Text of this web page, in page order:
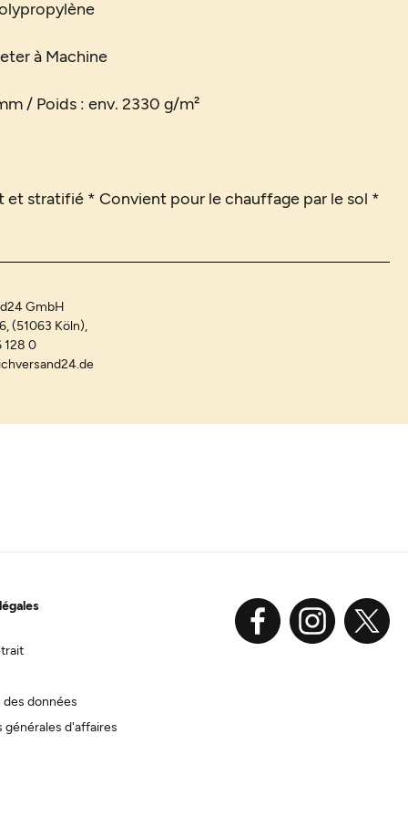
à Machine
/ Poids : env. 2330 g/m²
et stratifié * Convient pour le chauffage par le sol *
GmbH
(51063 Köln),
128 0
données
générales d'affaires